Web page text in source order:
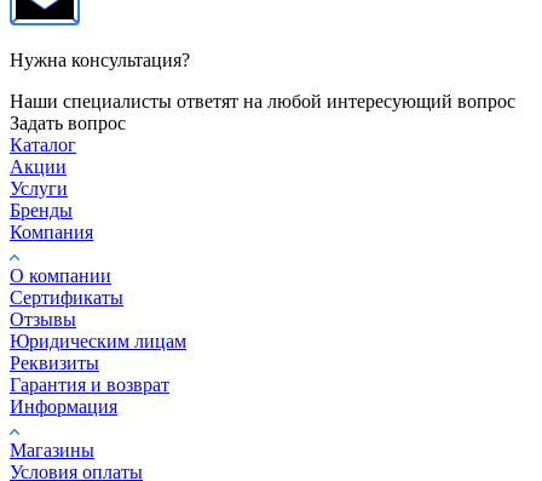
Нужна консультация?
Наши специалисты ответят на любой интересующий вопрос
Задать вопрос
Каталог
Акции
Услуги
Бренды
Компания
О компании
Сертификаты
Отзывы
Юридическим лицам
Реквизиты
Гарантия и возврат
Информация
Магазины
Условия оплаты